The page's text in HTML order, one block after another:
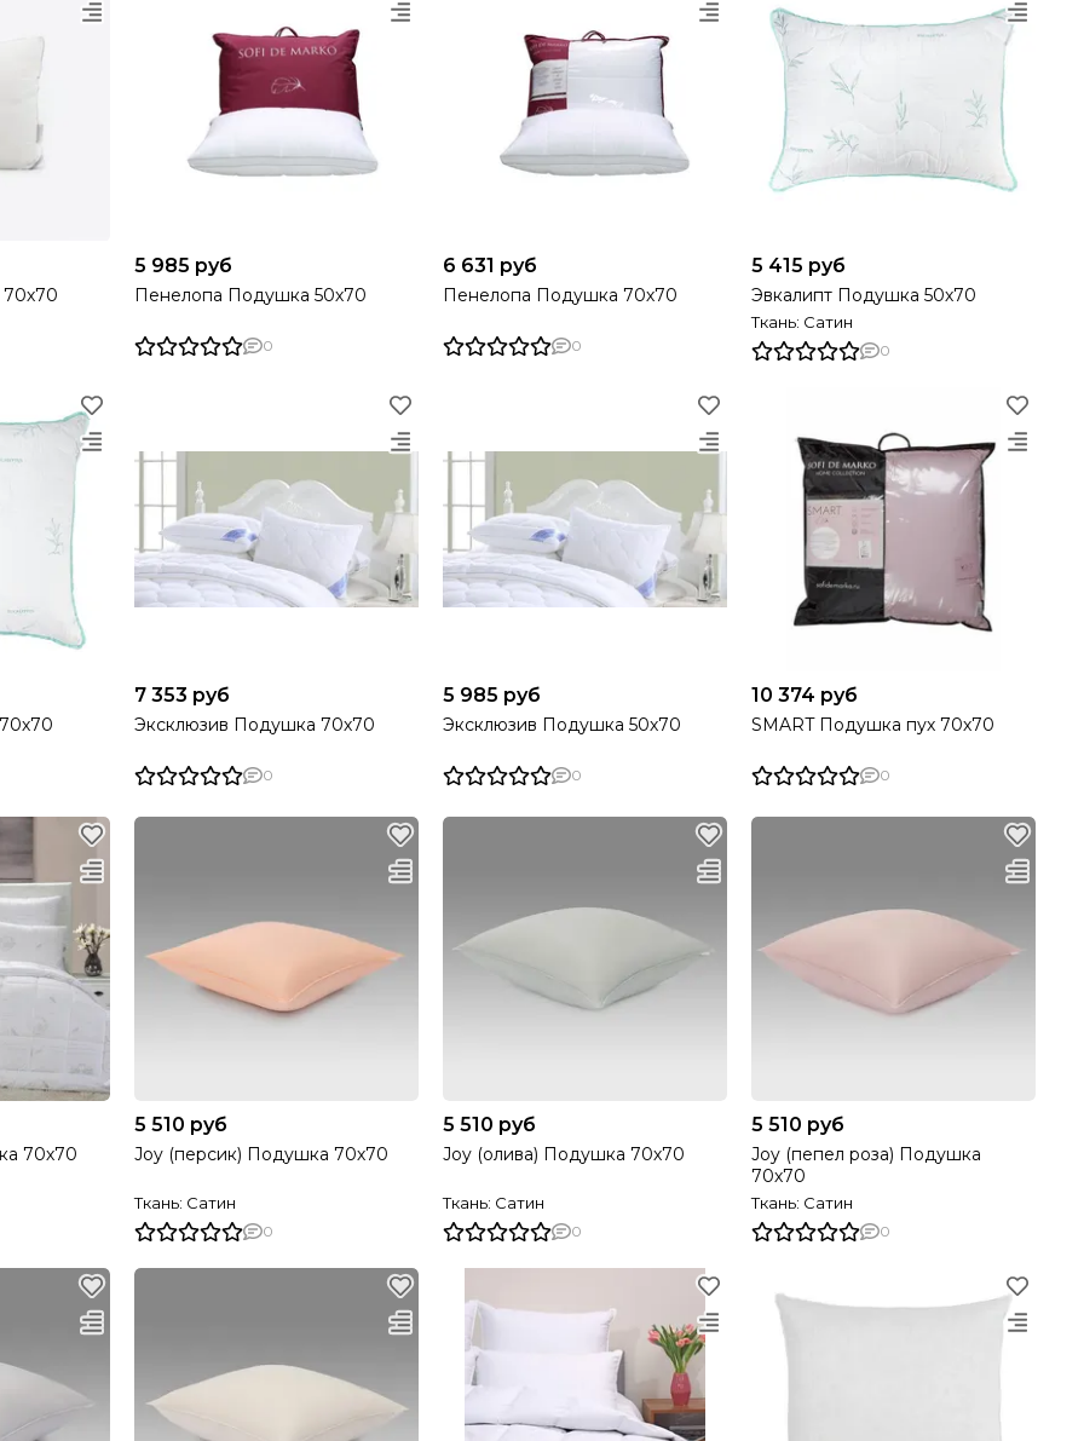
5 985 руб
Пенелопа Подушка 50х70
0
6 631 руб
Пенелопа Подушка 70х70
0
5 415 руб
Эвкалипт Подушка 50х70
Ткань: Сатин
0
7 353 руб
Эксклюзив Подушка 70х70
0
5 985 руб
Эксклюзив Подушка 50х70
0
10 374 руб
SMART Подушка пух 70х70
0
70х70
5 510 руб
Joy (персик) Подушка 70х70
Ткань: Сатин
0
5 510 руб
Joy (олива) Подушка 70х70
Ткань: Сатин
0
5 510 руб
Joy (пепел роза) Подушка
70х70
Ткань: Сатин
0